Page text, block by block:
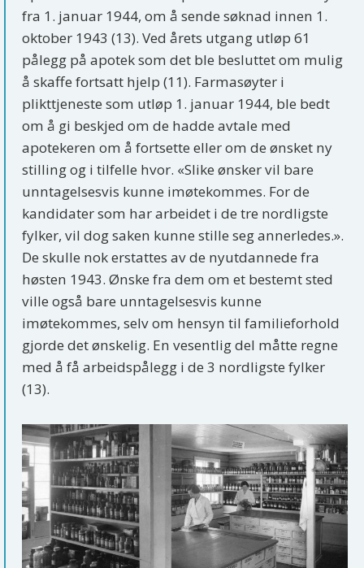
fra 1. januar 1944, om å sende søknad innen 1.
oktober 1943 (13). Ved årets utgang utløp 61
pålegg på apotek som det ble besluttet om mulig
å skaffe fortsatt hjelp (11). Farmasøyter i
plikttjeneste som utløp 1. januar 1944, ble bedt
om å gi beskjed om de hadde avtale med
apotekeren om å fortsette eller om de ønsket ny
stilling og i tilfelle hvor. «Slike ønsker vil bare
unntagelsesvis kunne imøtekommes. For de
kandidater som har arbeidet i de tre nordligste
fylker, vil dog saken kunne stille seg annerledes.».
De skulle nok erstattes av de nyutdannede fra
høsten 1943. Ønske fra dem om et bestemt sted
ville også bare unntagelsesvis kunne
imøtekommes, selv om hensyn til familieforhold
gjorde det ønskelig. En vesentlig del måtte regne
med å få arbeidspålegg i de 3 nordligste fylker
(13).